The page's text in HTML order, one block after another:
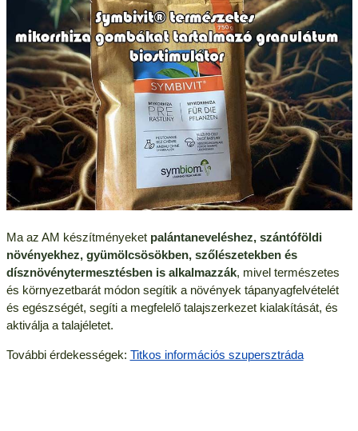
Ma az AM készítményeket palántaneveléshez, szántóföldi
növényekhez, gyümölcsösökben, szőlészetekben és
dísznövénytermesztésben is alkalmazzák, mivel természetes
és környezetbarát módon segítik a növények tápanyagfelvételét
és egészségét, segíti a megfelelő talajszerkezet kialakítását, és
aktiválja a talajéletet.
További érdekességek: Titkos információs szupersztráda